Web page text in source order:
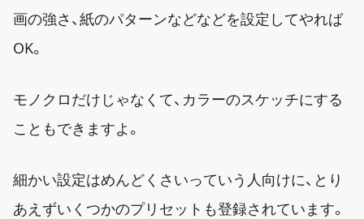
画の強さ、紙のパターンなどなどを設定してやれば
OK。
モノクロだけじゃなくて、カラーのスケッチにする
こともできますよ。
細かい設定はめんどくさいっていう人向けに、とり
あえずいくつかのプリセットも登録されています。